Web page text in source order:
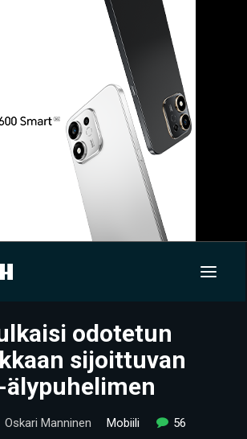
odotetun
sijoittuvan
älypuhelimen
Oskari Manninen Mobiili 56